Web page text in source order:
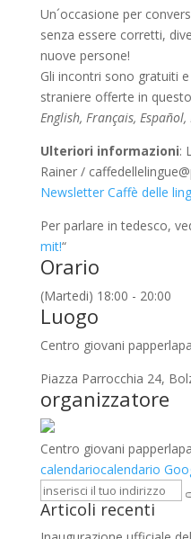
Un´occasione per
senza essere corretti,
nuove persone!
Gli incontri sono gratuiti
straniere offerte in
English, Français,
Ulteriori informazioni:
Rainer /
Newsletter Caffè delle
Per parlare in tedesco,
mit!“
Orario
(Martedi) 18:00 - 20:00
Luogo
Centro giovani
Piazza Parrocchia 24,
organizzatore
Centro giovani
calendariocalendario
Articoli recenti